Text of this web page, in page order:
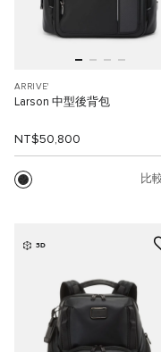
ARRIVE'
Larson 中型後背包
NT$50,800
比
3D